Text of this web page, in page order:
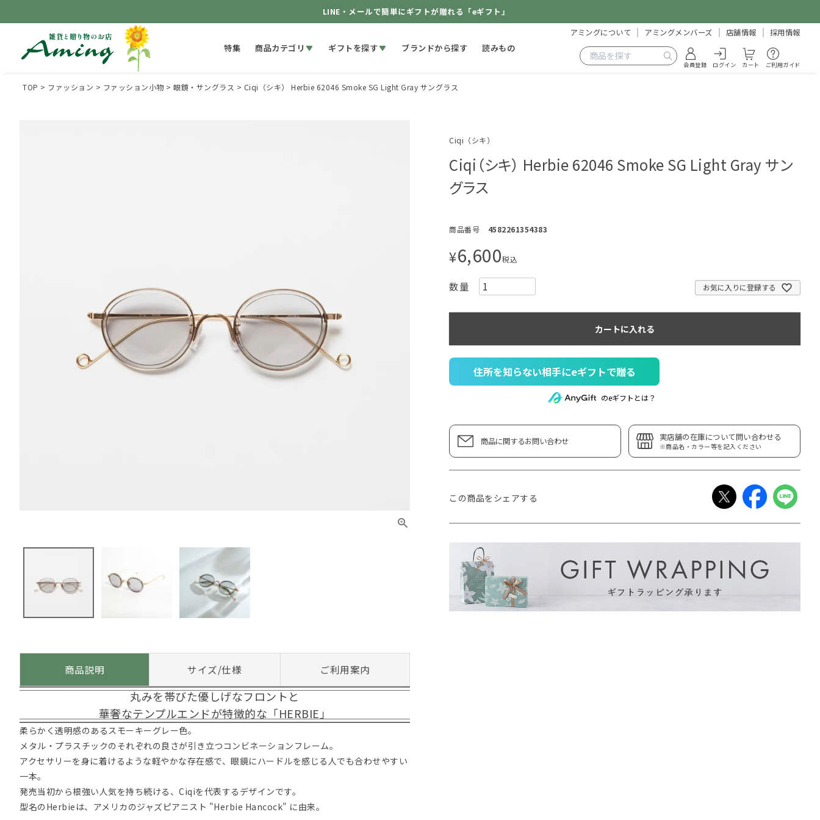
LINE・メールで簡単にギフトが贈れる「eギフト」
特集 商品カテゴリ ギフトを探す ブランドから探す 読みもの
アミングについて アミングメンバーズ 店舗情報 採用情報
会員登録 ログイン カート ご利用ガイド
TOP ファッション ファッション小物 眼鏡・サングラス Ciqi（シキ） Herbie 62046 Smoke SG Light Gray サングラス
商品説明 サイズ/仕様 ご利用案内
丸みを帯びた優しげなフロントと
華奢なテンプルエンドが特徴的な「HERBIE」
柔らかく透明感のあるスモーキーグレー色。
メタル・プラスチックのそれぞれの良さが引き立つコンビネーションフレーム。
アクセサリーを身に着けるような軽やかな存在感で、眼鏡にハードルを感じる人でも合わせやすい
一本。
発売当初から根強い人気を持ち続ける、Ciqiを代表するデザインです。
型名のHerbieは、アメリカのジャズピアニスト "Herbie Hancock" に由来。
Ciqi（シキ）
Ciqi（シキ） Herbie 62046 Smoke SG Light Gray サン
グラス
商品番号 4582261354383
¥6,600税込
お気に入りに登録する
カートに入れる
住所を知らない相手にeギフトで贈る
のeギフトとは？
商品に関するお問い合わせ 実店舗の在庫について問い合わせる
※商品名・カラー等を記入ください
この商品をシェアする